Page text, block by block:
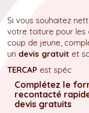
Si vous souhaitez
votre toiture pour les
coup de jeune,
un devis gratuit et
TERCAP est spéc
Complétez le
recontacté
devis gratuits